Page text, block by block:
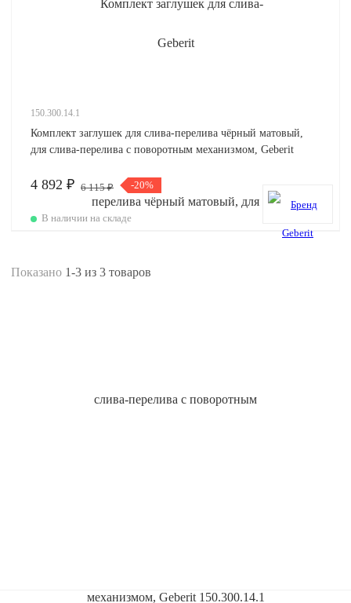
150.300.14.1
Комплект заглушек для слива-перелива чёрный матовый,
для слива-перелива с поворотным механизмом, Geberit
4 892 ₽ 6 115 ₽ -20%
В наличии на складе
Показано 1-3 из 3 товаров